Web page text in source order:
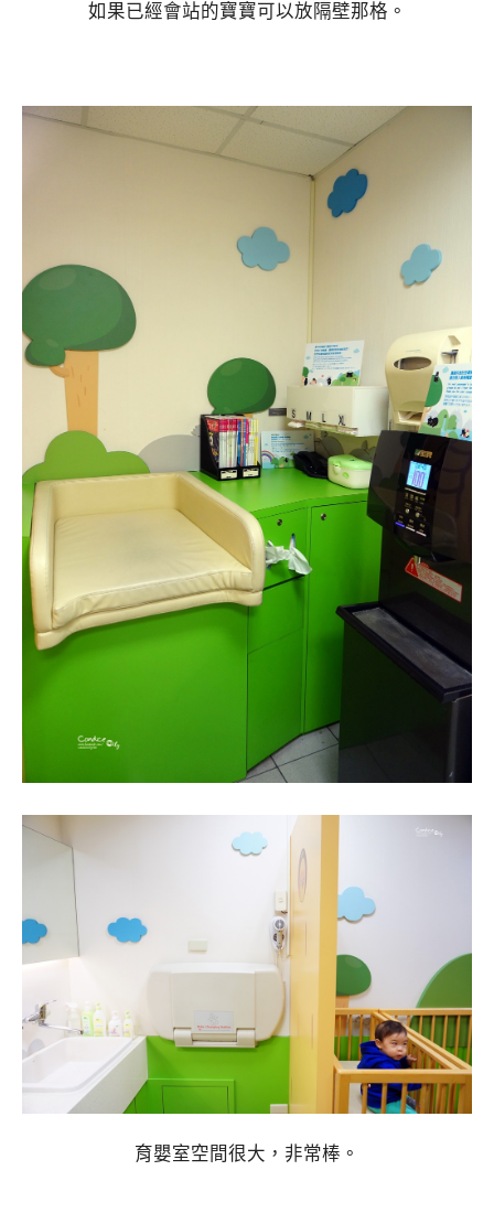
如果已經會站的寶寶可以放隔壁那格。
育嬰室空間很大，非常棒。